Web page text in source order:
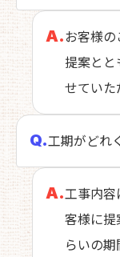
A.お客様
提案とと
せていた
Q.工期がどれ
A.工事内容
客様に提
らいの